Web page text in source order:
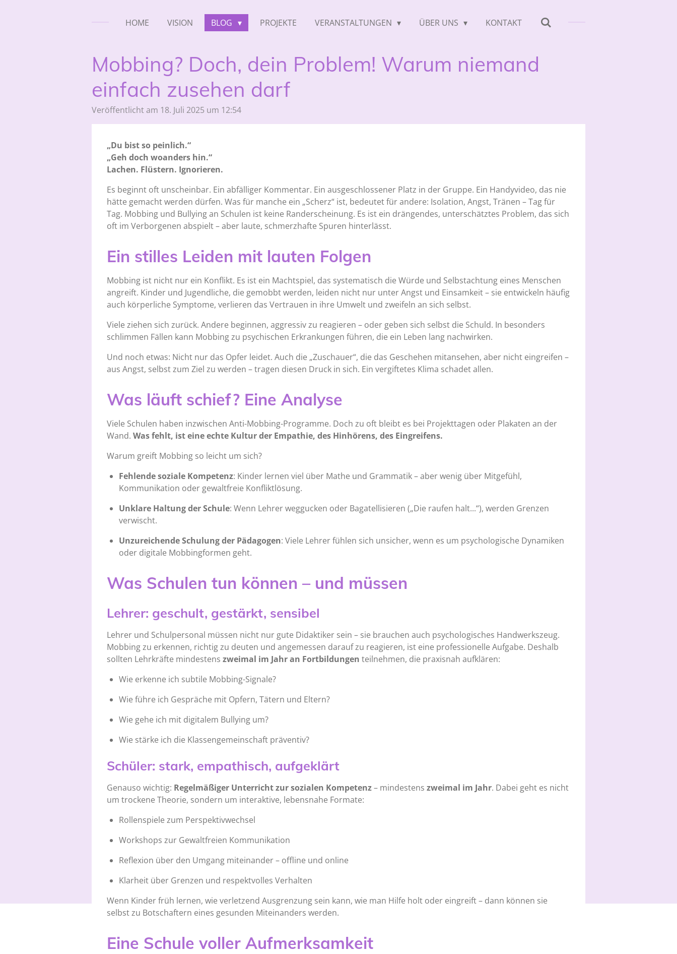
HOME VISION BLOG PROJEKTE VERANSTALTUNGEN ÜBER UNS KONTAKT
Mobbing? Doch, dein Problem! Warum niemand
einfach zusehen darf
Veröffentlicht am 18. Juli 2025 um 12:54
„Du bist so peinlich.“
„Geh doch woanders hin.“
Lachen. Flüstern. Ignorieren.
Es beginnt oft unscheinbar. Ein abfälliger Kommentar. Ein ausgeschlossener Platz in der Gruppe. Ein Handyvideo, das nie
hätte gemacht werden dürfen. Was für manche ein „Scherz“ ist, bedeutet für andere: Isolation, Angst, Tränen – Tag für
Tag. Mobbing und Bullying an Schulen ist keine Randerscheinung. Es ist ein drängendes, unterschätztes Problem, das sich
oft im Verborgenen abspielt – aber laute, schmerzhafte Spuren hinterlässt.
Ein stilles Leiden mit lauten Folgen
Mobbing ist nicht nur ein Konflikt. Es ist ein Machtspiel, das systematisch die Würde und Selbstachtung eines Menschen
angreift. Kinder und Jugendliche, die gemobbt werden, leiden nicht nur unter Angst und Einsamkeit – sie entwickeln häufig
auch körperliche Symptome, verlieren das Vertrauen in ihre Umwelt und zweifeln an sich selbst.
Viele ziehen sich zurück. Andere beginnen, aggressiv zu reagieren – oder geben sich selbst die Schuld. In besonders
schlimmen Fällen kann Mobbing zu psychischen Erkrankungen führen, die ein Leben lang nachwirken.
Und noch etwas: Nicht nur das Opfer leidet. Auch die „Zuschauer“, die das Geschehen mitansehen, aber nicht eingreifen –
aus Angst, selbst zum Ziel zu werden – tragen diesen Druck in sich. Ein vergiftetes Klima schadet allen.
Was läuft schief? Eine Analyse
Viele Schulen haben inzwischen Anti-Mobbing-Programme. Doch zu oft bleibt es bei Projekttagen oder Plakaten an der
Wand. Was fehlt, ist eine echte Kultur der Empathie, des Hinhörens, des Eingreifens.
Warum greift Mobbing so leicht um sich?
Fehlende soziale Kompetenz: Kinder lernen viel über Mathe und Grammatik – aber wenig über Mitgefühl,
Kommunikation oder gewaltfreie Konfliktlösung.
Unklare Haltung der Schule: Wenn Lehrer weggucken oder Bagatellisieren („Die raufen halt...“), werden Grenzen
verwischt.
Unzureichende Schulung der Pädagogen: Viele Lehrer fühlen sich unsicher, wenn es um psychologische Dynamiken
oder digitale Mobbingformen geht.
Was Schulen tun können – und müssen
Lehrer: geschult, gestärkt, sensibel
Lehrer und Schulpersonal müssen nicht nur gute Didaktiker sein – sie brauchen auch psychologisches Handwerkszeug.
Mobbing zu erkennen, richtig zu deuten und angemessen darauf zu reagieren, ist eine professionelle Aufgabe. Deshalb
sollten Lehrkräfte mindestens zweimal im Jahr an Fortbildungen teilnehmen, die praxisnah aufklären:
Wie erkenne ich subtile Mobbing-Signale?
Wie führe ich Gespräche mit Opfern, Tätern und Eltern?
Wie gehe ich mit digitalem Bullying um?
Wie stärke ich die Klassengemeinschaft präventiv?
Schüler: stark, empathisch, aufgeklärt
Genauso wichtig: Regelmäßiger Unterricht zur sozialen Kompetenz– mindestens zweimal im Jahr. Dabei geht es nicht
um trockene Theorie, sondern um interaktive, lebensnahe Formate:
Rollenspiele zum Perspektivwechsel
Workshops zur Gewaltfreien Kommunikation
Reflexion über den Umgang miteinander – offline und online
Klarheit über Grenzen und respektvolles Verhalten
Wenn Kinder früh lernen, wie verletzend Ausgrenzung sein kann, wie man Hilfe holt oder eingreift – dann können sie
selbst zu Botschaftern eines gesunden Miteinanders werden.
Eine Schule voller Aufmerksamkeit